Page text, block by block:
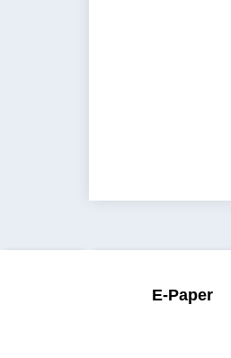
E-Paper